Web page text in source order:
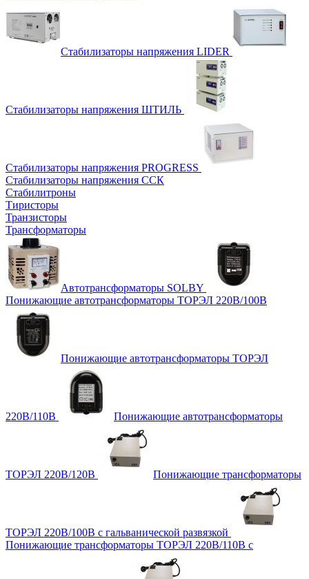
Стабилизаторы напряжения LIDER
Стабилизаторы напряжения ШТИЛЬ
Стабилизаторы напряжения PROGRESS
Стабилизаторы напряжения ССК
Стабилитроны
Тиристоры
Транзисторы
Трансформаторы
Автотрансформаторы SOLBY
Понижающие автотрансформаторы ТОРЭЛ 220В/100В
Понижающие автотрансформаторы ТОРЭЛ
220В/110В Понижающие автотрансформаторы
ТОРЭЛ 220В/120В Понижающие трансформаторы
ТОРЭЛ 220В/100В с гальванической развязкой
Понижающие трансформаторы ТОРЭЛ 220В/110В с